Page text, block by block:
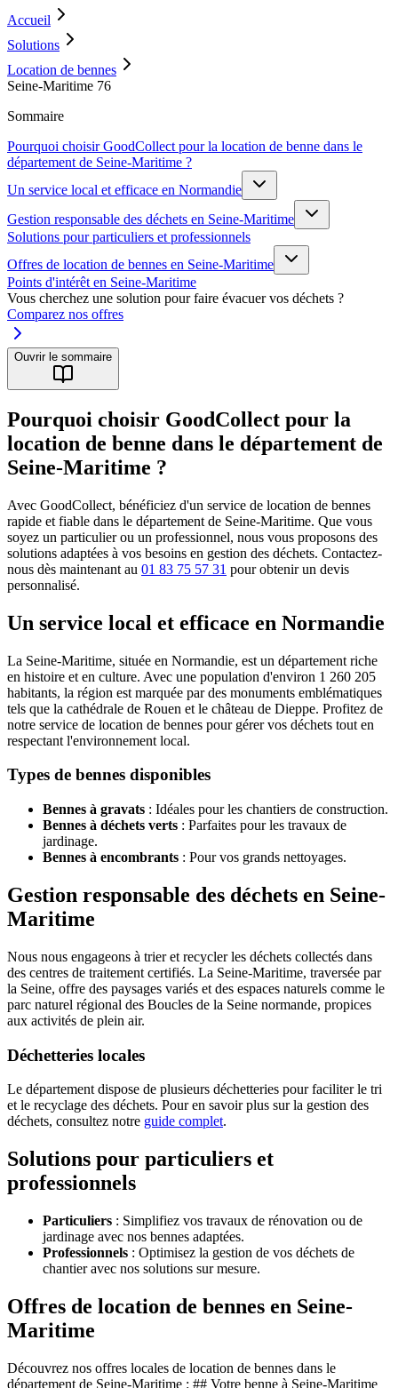
Accueil
Solutions
Location de bennes
Seine-Maritime 76
Sommaire
Pourquoi choisir GoodCollect pour la location de benne dans le
département de Seine-Maritime ?
Un service local et efficace en Normandie
Gestion responsable des déchets en Seine-Maritime
Solutions pour particuliers et professionnels
Offres de location de bennes en Seine-Maritime
Points d'intérêt en Seine-Maritime
Vous cherchez une solution pour faire évacuer vos déchets ?
Comparez nos offres
Ouvrir le sommaire
Pourquoi choisir GoodCollect pour la
location de benne dans le département de
Seine-Maritime ?
Avec GoodCollect, bénéficiez d'un service de location de bennes
rapide et fiable dans le département de Seine-Maritime. Que vous
soyez un particulier ou un professionnel, nous vous proposons des
solutions adaptées à vos besoins en gestion des déchets. Contactez-
nous dès maintenant au 01 83 75 57 31 pour obtenir un devis
personnalisé.
Un service local et efficace en Normandie
La Seine-Maritime, située en Normandie, est un département riche
en histoire et en culture. Avec une population d'environ 1 260 205
habitants, la région est marquée par des monuments emblématiques
tels que la cathédrale de Rouen et le château de Dieppe. Profitez de
notre service de location de bennes pour gérer vos déchets tout en
respectant l'environnement local.
Types de bennes disponibles
Bennes à gravats : Idéales pour les chantiers de construction.
Bennes à déchets verts : Parfaites pour les travaux de
jardinage.
Bennes à encombrants : Pour vos grands nettoyages.
Gestion responsable des déchets en Seine-
Maritime
Nous nous engageons à trier et recycler les déchets collectés dans
des centres de traitement certifiés. La Seine-Maritime, traversée par
la Seine, offre des paysages variés et des espaces naturels comme le
parc naturel régional des Boucles de la Seine normande, propices
aux activités de plein air.
Déchetteries locales
Le département dispose de plusieurs déchetteries pour faciliter le tri
et le recyclage des déchets. Pour en savoir plus sur la gestion des
déchets, consultez notre guide complet.
Solutions pour particuliers et
professionnels
Particuliers : Simplifiez vos travaux de rénovation ou de
jardinage avec nos bennes adaptées.
Professionnels : Optimisez la gestion de vos déchets de
chantier avec nos solutions sur mesure.
Offres de location de bennes en Seine-
Maritime
Découvrez nos offres locales de location de bennes dans le
département de Seine-Maritime : ## Votre benne à Seine-Maritime